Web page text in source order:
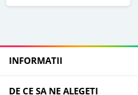
INFORMATII
DE CE SA NE ALEGETI